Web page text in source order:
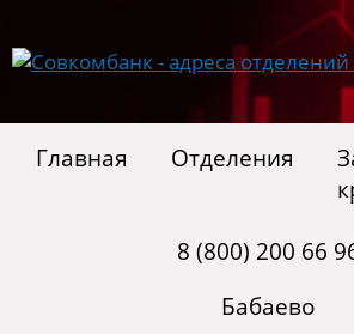
Главная Отделения
8 (800) 200 66
Бабаево